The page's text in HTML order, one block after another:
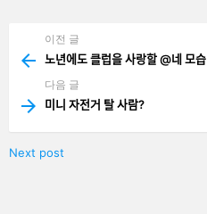
more
이전 글
노년에도 클럽을 사랑할 @네 모습
다음 글
미니 자전거 탈 사람?
Next post